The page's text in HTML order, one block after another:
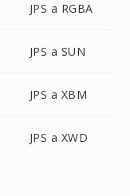
JPS a RGBA
JPS a SUN
JPS a XBM
JPS a XWD